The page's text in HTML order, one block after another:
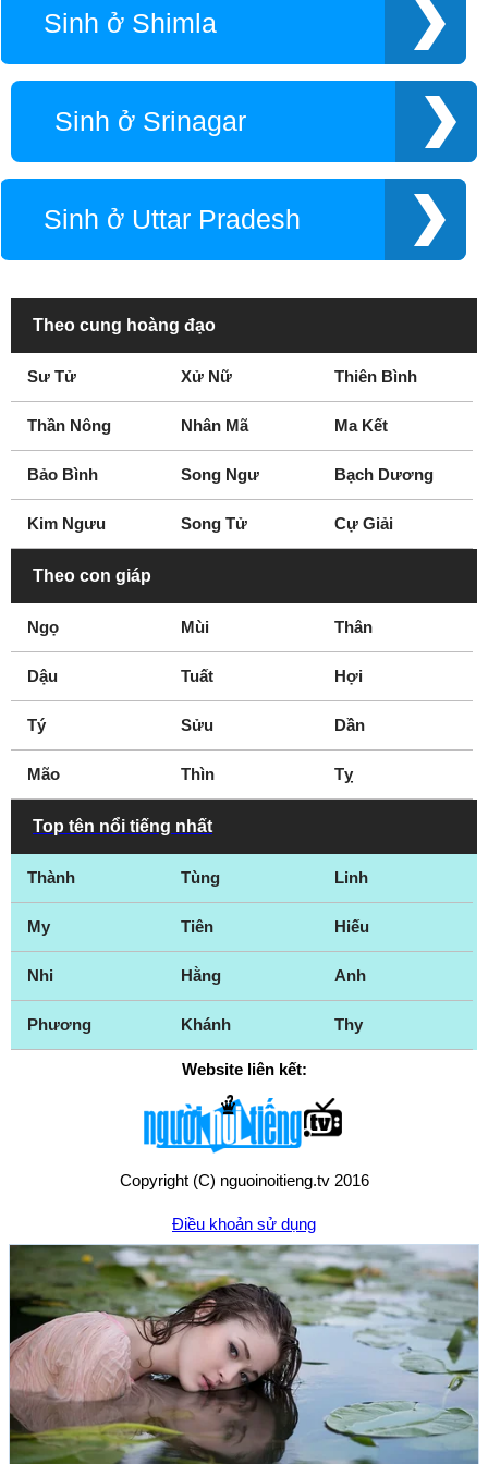
Ludhiana
Mangalore
Mumbai
New Delhi
Patna
Uttar Pradesh
Sinh ở Shimla
Sinh ở Srinagar
Sinh ở Uttar Pradesh
Theo cung hoàng đạo
Sư Tử Xử Nữ Thiên Bình
Thần Nông Nhân Mã Ma Kết
Bảo Bình Song Ngư Bạch Dương
Kim Ngưu Song Tử Cự Giải
Theo con giáp
Ngọ Mùi Thân
Dậu Tuất Hợi
Tý Sửu Dần
Mão Thìn Tỵ
Top tên nổi tiếng nhất
Thành Tùng Linh
My Tiên Hiếu
Nhi Hằng Anh
Phương Khánh Thy
Website liên kết:
Copyright (C) nguoinoitieng.tv 2016
Điều khoản sử dụng
Chính sách quyền riêng tư
Liên hệ:mail.nguoinoitieng.tv@gmail.com